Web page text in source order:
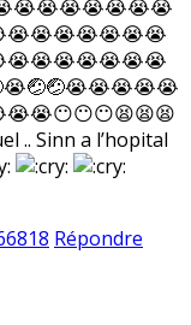
.. Sinn a l’hopital
Répondre